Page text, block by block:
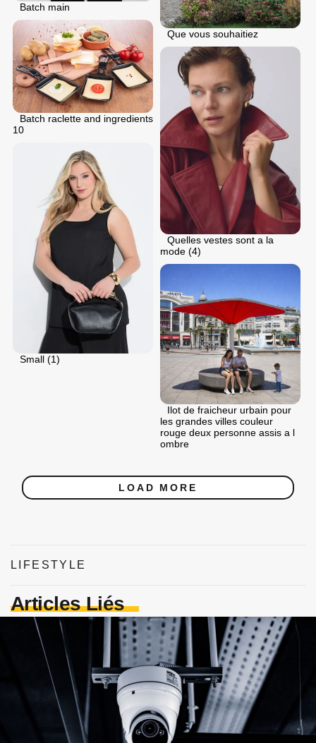
Batch main
Que vous souhaitiez
Batch raclette and ingredients
10
Quelles vestes sont a la
mode (4)
Small (1)
Ilot de fraicheur urbain pour
les grandes villes couleur
rouge deux personne assis a l
ombre
LOAD MORE
LIFESTYLE
Articles Liés